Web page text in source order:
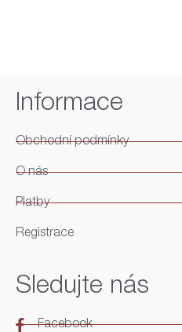
Informace
Obchodní podmínky
O nás
Platby
Registrace
Sledujte nás
Facebook